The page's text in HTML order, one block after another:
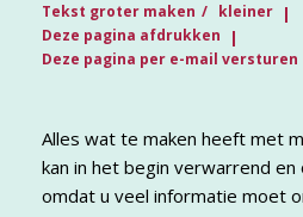
Tekst groter maken
kleiner
Deze pagina afdrukken
Deze pagina per e-mail versturen
Alles wat te maken heeft met
kan in het begin verwarrend
omdat u veel informatie moet